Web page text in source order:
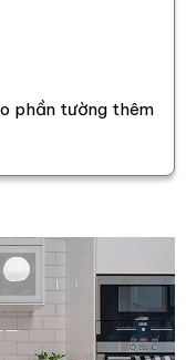
phần tường thêm